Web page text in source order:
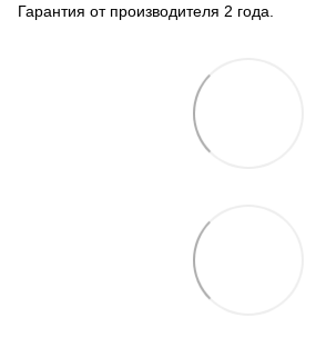
Гарантия от производителя 2 года.